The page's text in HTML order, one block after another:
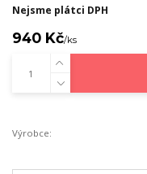
Nejsme plátci DPH
940 Kč/ks
Výrobce: